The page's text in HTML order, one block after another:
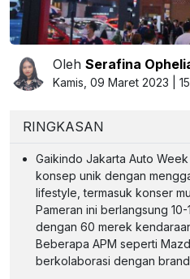
Oleh Serafina
Kamis, 09 Maret 2023 |
RINGKASAN
Gaikindo Jakarta Auto
konsep unik dengan
lifestyle, termasuk konser
Pameran ini berlangsung
dengan 60 merek
Beberapa APM seperti
berkolaborasi dengan